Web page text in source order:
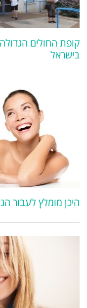
קופת החולים
בישראל
היכן מומלץ לעבור